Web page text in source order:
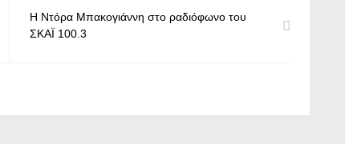
Η Ντόρα Μπακογιάννη στο ραδιόφωνο του
ΣΚΑΪ 100.3